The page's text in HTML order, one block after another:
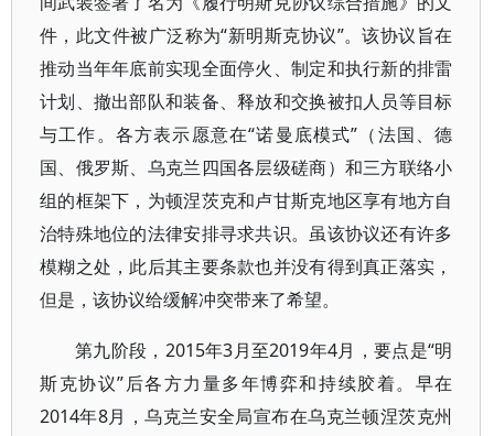
件，此文件被广泛称为“新明斯克协议”。该协议旨在
推动当年年底前实现全面停火、制定和执行新的排雷
计划、撤出部队和装备、释放和交换被扣人员等目标
与工作。各方表示愿意在“诺曼底模式”（法国、德
国、俄罗斯、乌克兰四国各层级磋商）和三方联络小
组的框架下，为顿涅茨克和卢甘斯克地区享有地方自
治特殊地位的法律安排寻求共识。虽该协议还有许多
模糊之处，此后其主要条款也并没有得到真正落实，
但是，该协议给缓解冲突带来了希望。
第九阶段，2015年3月至2019年4月，要点是“明
斯克协议”后各方力量多年博弈和持续胶着。早在
2014年8月，乌克兰安全局宣布在乌克兰顿涅茨克州